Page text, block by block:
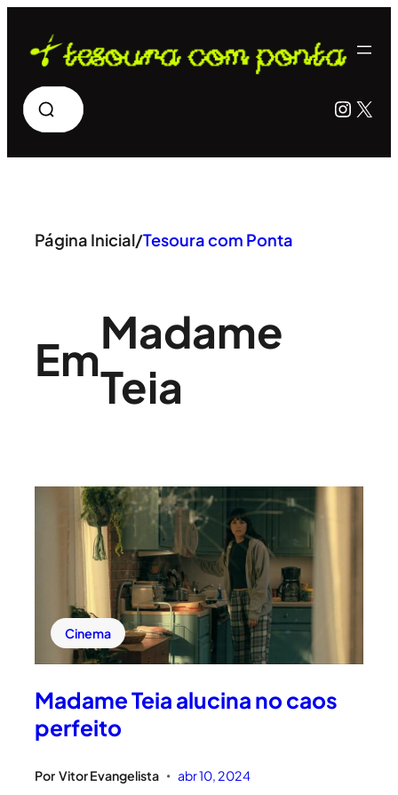
para
conteúdo
Pesquisar X
Página Inicial/Tesoura com Ponta
Em
Madame
Teia
Cinema
Madame Teia alucina no caos
perfeito
Por Vitor Evangelista • abr 10, 2024